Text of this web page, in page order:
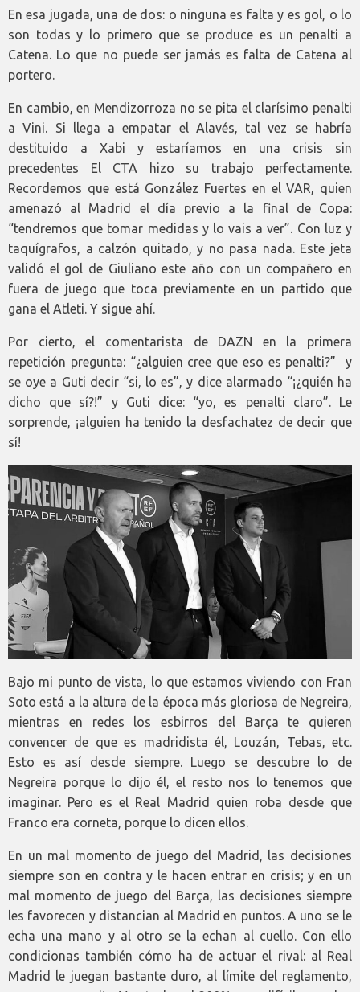
En esa jugada, una de dos: o ninguna es falta y es gol, o lo
son todas y lo primero que se produce es un penalti a
Catena. Lo que no puede ser jamás es falta de Catena al
portero.
En cambio, en Mendizorroza no se pita el clarísimo penalti
a Vini. Si llega a empatar el Alavés, tal vez se habría
destituido a Xabi y estaríamos en una crisis sin
precedentes El CTA hizo su trabajo perfectamente.
Recordemos que está González Fuertes en el VAR, quien
amenazó al Madrid el día previo a la final de Copa:
“tendremos que tomar medidas y lo vais a ver”. Con luz y
taquígrafos, a calzón quitado, y no pasa nada. Este jeta
validó el gol de Giuliano este año con un compañero en
fuera de juego que toca previamente en un partido que
gana el Atleti. Y sigue ahí.
Por cierto, el comentarista de DAZN en la primera
repetición pregunta: “¿alguien cree que eso es penalti?” y
se oye a Guti decir “si, lo es”, y dice alarmado “¡¿quién ha
dicho que sí?!” y Guti dice: “yo, es penalti claro”. Le
sorprende, ¡alguien ha tenido la desfachatez de decir que
sí!
Bajo mi punto de vista, lo que estamos viviendo con Fran
Soto está a la altura de la época más gloriosa de Negreira,
mientras en redes los esbirros del Barça te quieren
convencer de que es madridista él, Louzán, Tebas, etc.
Esto es así desde siempre. Luego se descubre lo de
Negreira porque lo dijo él, el resto nos lo tenemos que
imaginar. Pero es el Real Madrid quien roba desde que
Franco era corneta, porque lo dicen ellos.
En un mal momento de juego del Madrid, las decisiones
siempre son en contra y le hacen entrar en crisis; y en un
mal momento de juego del Barça, las decisiones siempre
les favorecen y distancian al Madrid en puntos. A uno se le
echa una mano y al otro se la echan al cuello. Con ello
condicionas también cómo ha de actuar el rival: al Real
Madrid le juegan bastante duro, al límite del reglamento,